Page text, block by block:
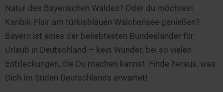
Natur des Bayerischen Waldes? Oder du möchtest
Karibik-Flair am türkisblauen Walchensee genießen?
Bayern ist eines der beliebtesten Bundesländer für
Urlaub in Deutschland – kein Wunder, bei so vielen
Entdeckungen, die Du machen kannst. Finde heraus, was
Dich im Süden Deutschlands erwartet!